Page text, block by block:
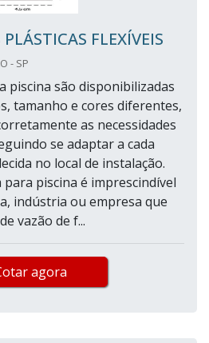
FLEXÍVEIS
- SP
piscina são disponibilizadas
tamanho e cores diferentes,
as necessidades
se adaptar a cada
no local de instalação.
piscina é imprescindível
indústria ou empresa que
vazão de f...
agora